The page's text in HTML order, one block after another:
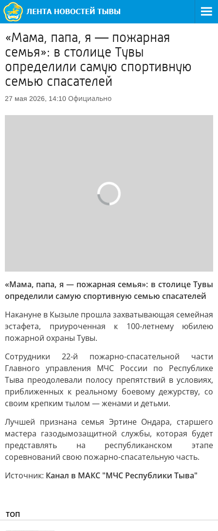
«Мама, папа, я — пожарная
семья»: в столице Тувы
определили самую спортивную
семью спасателей
27 мая 2026, 14:10 Официально
«Мама, папа, я — пожарная семья»: в столице Тувы
определили самую спортивную семью спасателей
Накануне в Кызыле прошла захватывающая семейная
эстафета, приуроченная к 100-летнему юбилею
пожарной охраны Тувы.
Сотрудники 22-й пожарно-спасательной части
Главного управления МЧС России по Республике
Тыва преодолевали полосу препятствий в условиях,
приближенных к реальному боевому дежурству, со
своим крепким тылом — женами и детьми.
Лучшей признана семья Эртине Ондара, старшего
мастера газодымозащитной службы, которая будет
представлять на республиканском этапе
соревнований свою пожарно-спасательную часть.
Источник: Канал в МАКС "МЧС Республики Тыва"
ТОП